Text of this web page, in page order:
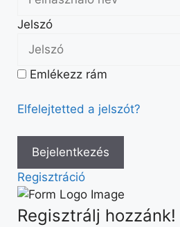
Jelszó
Emlékezz rám
Elfelejtetted a jelszót?
Regisztráció
Regisztrálj hozzánk!